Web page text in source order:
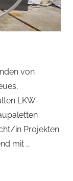
von
LKW-
in Projekten
mit …